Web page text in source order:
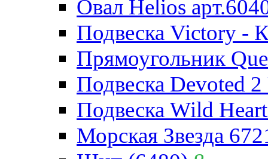
Овал Helios
Подвеска Victory -
Прямоугольник
Подвеска Devoted
Подвеска Wild
Морская Звезда